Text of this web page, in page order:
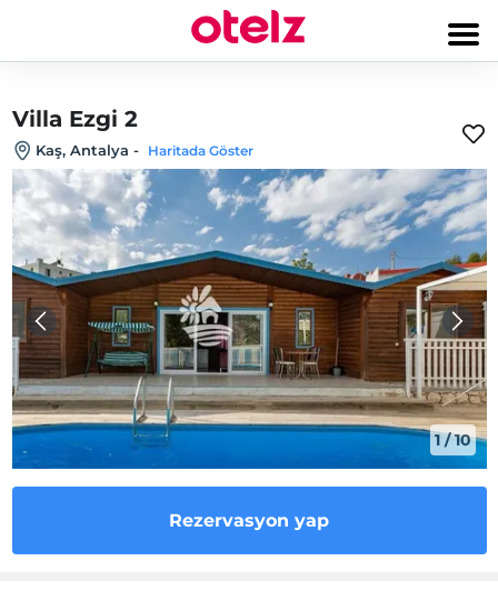
Villa Ezgi 2
Kaş, Antalya - Haritada Göster
1/10
Rezervasyon yap